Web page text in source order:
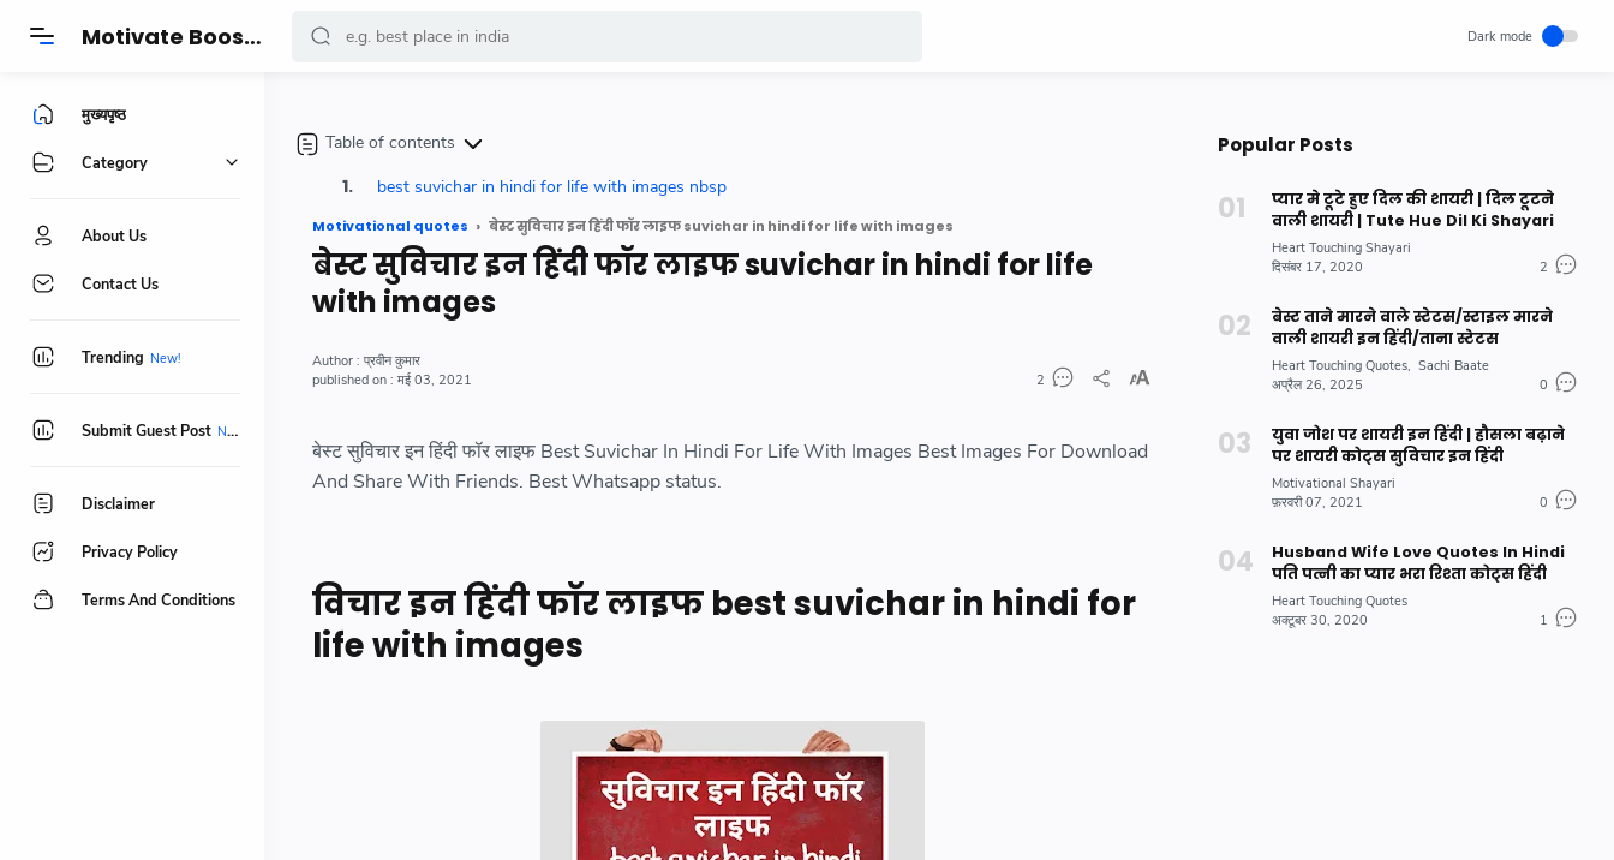
Motivate Boost - प्रेरणादायक कहानियां, सुविचार, हेल्थ, फिटनेस और जीवनशैली बदलने वाले खास टिप्स
Table of contents
best suvichar in hindi for life with images nbsp
Motivational quotes बेस्ट सुविचार इन हिंदी फॉर लाइफ suvichar in hindi for life with images
बेस्ट सुविचार इन हिंदी फॉर लाइफ suvichar in hindi for life
with images
प्रवीन कुमार
मई 03, 2021
2
बेस्ट सुविचार इन हिंदी फॉर लाइफ Best Suvichar In Hindi For Life With Images Best Images For Download
And Share With Friends. Best Whatsapp status.
विचार इन हिंदी फॉर लाइफ best suvichar in hindi for
life with images
Popular Posts
प्यार मे टूटे हुए दिल की शायरी | दिल टूटने
वाली शायरी | Tute Hue Dil Ki Shayari
Heart Touching Shayari
दिसंबर 17, 2020
2
बेस्ट ताने मारने वाले स्टेटस/स्टाइल मारने
वाली शायरी इन हिंदी/ताना स्टेटस
Heart Touching Quotes Sachi Baate
अप्रैल 26, 2025
0
युवा जोश पर शायरी इन हिंदी | हौसला बढ़ाने
पर शायरी कोट्स सुविचार इन हिंदी
Motivational Shayari
फ़रवरी 07, 2021
0
Husband Wife Love Quotes In Hindi
पति पत्नी का प्यार भरा रिश्ता कोट्स हिंदी
Heart Touching Quotes
अक्टूबर 30, 2020
1
मुख्यपृष्ठ
Category
About Us
Contact Us
Trending
Submit Guest Post
Disclaimer
Privacy Policy
Terms And Conditions